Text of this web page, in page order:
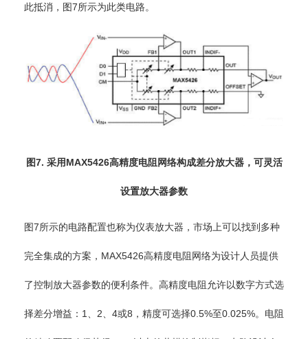
此抵消，图7所示为此类电路。
图7. 采用MAX5426高精度电阻网络构成差分放大器，可灵活
设置放大器参数
图7所示的电路配置也称为仪表放大器，市场上可以找到多种
完全集成的方案，MAX5426高精度电阻网络为设计人员提供
了控制放大器参数的便利条件。高精度电阻允许以数字方式选
择差分增益：1、2、4或8，精度可选择0.5%至0.025%。电阻